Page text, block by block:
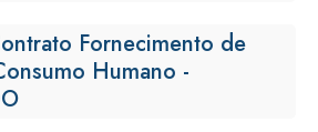
Fornecimento de
Humano -